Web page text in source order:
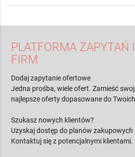
PLATFORMA ZAPYTAŃ
FIRM
Dodaj zapytanie ofertowe
Jedna prośba, wiele ofert. Zamieść
najlepsze oferty dopasowane do
Szukasz nowych klientów?
Uzyskaj dostęp do planów
Kontaktuj się z potencjalnymi klientami.